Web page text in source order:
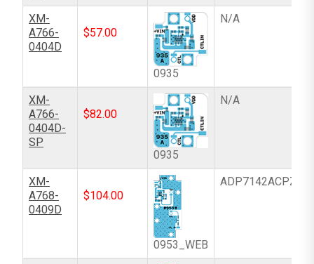
XM-
A766-
0404D
$57.00
0935
N/A
XM-
A766-
0404D-
SP
$82.00
0935
N/A
XM-
A768-
0409D
$104.00
0953_WEB
ADP7142ACPZN-